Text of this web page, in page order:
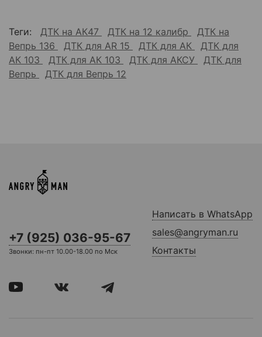
Теги: ДТК на АК47 ДТК на 12 калибр
ДТК на
Вепрь 136
ДТК для AR 15 ДТК для АК
ДТК для
АК 103
ДТК для АК 103 ДТК для АКСУ
ДТК для
Вепрь
ДТК для Вепрь 12
+7 (925) 036-95-67
Звонки: пн-пт 10.00-18.00 по Мск
Написать в WhatsApp
sales@angryman.ru
Контакты